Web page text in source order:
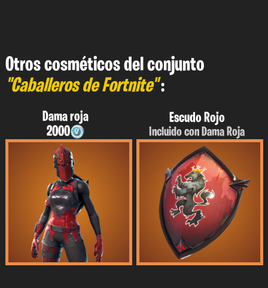
Otros cosméticos del conjunto
"Caballeros de Fortnite":
Dama roja
2000
Escudo Rojo
Incluido con Dama Roja